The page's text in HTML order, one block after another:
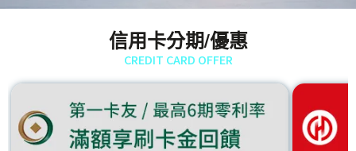
信用卡分期/優惠
CREDIT CARD OFFER